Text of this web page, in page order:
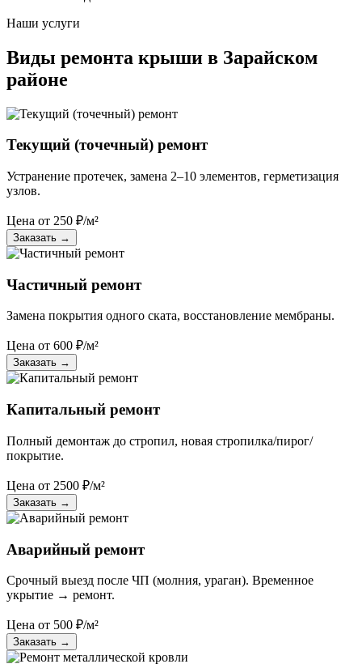
Наши услуги
Виды ремонта крыши в Зарайском
районе
Текущий (точечный) ремонт
Устранение протечек, замена 2–10 элементов, герметизация
узлов.
Цена от 250 ₽/м²
Заказать →
Частичный ремонт
Замена покрытия одного ската, восстановление мембраны.
Цена от 600 ₽/м²
Заказать →
Капитальный ремонт
Полный демонтаж до стропил, новая стропилка/пирог/
покрытие.
Цена от 2500 ₽/м²
Заказать →
Аварийный ремонт
Срочный выезд после ЧП (молния, ураган). Временное
укрытие → ремонт.
Цена от 500 ₽/м²
Заказать →